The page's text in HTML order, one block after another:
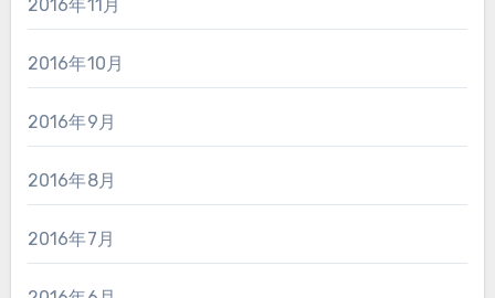
2016年11月
2016年10月
2016年9月
2016年8月
2016年7月